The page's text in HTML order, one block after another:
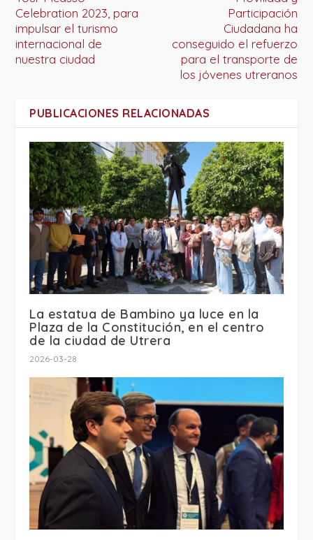
Celebration 2023, para
impulsar el turismo
internacional de
nuestra ciudad
Participación
Ciudadana ha
conseguido el refuerzo
para el transporte de
los jóvenes utreranos
PUBLICACIONES RELACIONADAS
La estatua de Bambino ya luce en la
Plaza de la Constitución, en el centro
de la ciudad de Utrera
2026-03-28